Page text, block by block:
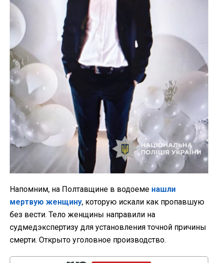
Напомним, на Полтавщине в водоеме нашли
мертвую женщину, которую искали как пропавшую
без вести. Тело женщины направили на
судмедэкспертизу для установления точной причины
смерти. Открыто уголовное производство.